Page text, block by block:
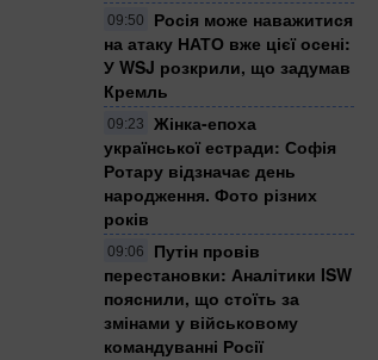
09:50
Росія може наважитися
на атаку НАТО вже цієї осені:
У WSJ розкрили, що задумав
Кремль
09:23
Жінка-епоха
української естради: Софія
Ротару відзначає день
народження. Фото різних
років
09:06
Путін провів
перестановки: Аналітики ISW
пояснили, що стоїть за
змінами у військовому
командуванні Росії